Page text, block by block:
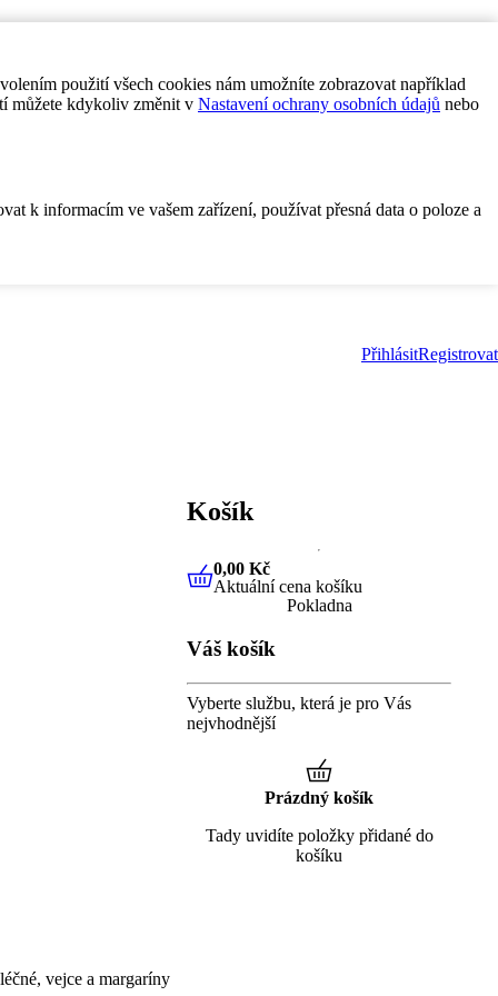
použití všech cookies nám umožníte zobrazovat například
můžete kdykoliv změnit v Nastavení ochrany osobních údajů nebo
k informacím ve vašem zařízení, používat přesná data o poloze a
PřihlásitRegistrovat
vejce a margaríny
Košík
0,00 KčAktuální cena košíku
0,00 Kč
Aktuální cena košíku
Pokladna
Váš košík
Vyberte službu, která je pro Vás
nejvhodnější
Prázdný košík
Tady uvidíte položky přidané do
košíku